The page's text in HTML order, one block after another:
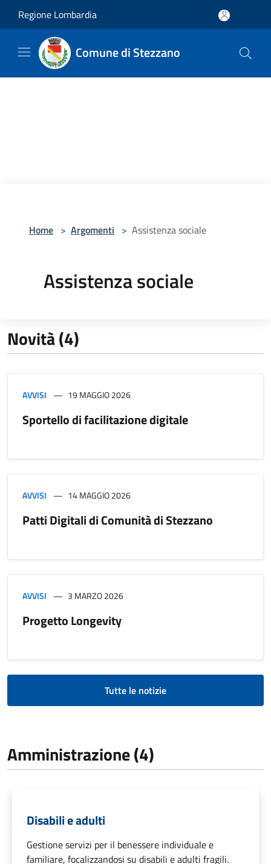
Regione Lombardia
Comune di Stezzano
Home > Argomenti > Assistenza sociale
Assistenza sociale
Novità (4)
AVVISI 19 MAGGIO 2026
Sportello di facilitazione digitale
AVVISI 14 MAGGIO 2026
Patti Digitali di Comunità di Stezzano
AVVISI 3 MARZO 2026
Progetto Longevity
Tutte le notizie
Amministrazione (4)
Disabili e adulti
Gestione servizi per il benessere individuale e
familiare, focalizzandosi su disabili e adulti fragili.